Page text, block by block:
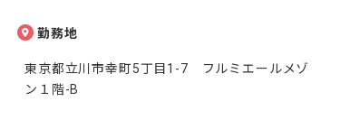
勤務地
東京都立川市幸町5丁目1-7　フルミエールメゾ
ン１階-B